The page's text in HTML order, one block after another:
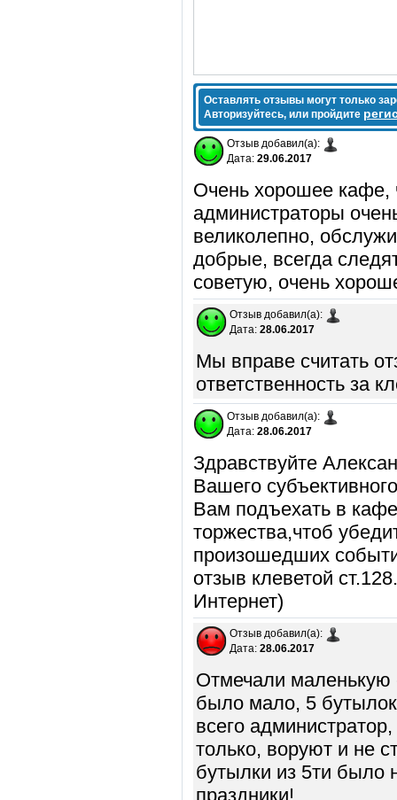
Оставлять отзывы могут только
Авторизуйтесь, или пройдите
Отзыв добавил(а):
Дата: 29.06.2017
Очень хорошее кафе,
администраторы
великолепно,
добрые, всегда
советую, очень
Отзыв добавил(а):
Дата: 28.06.2017
Мы вправе считать
ответственность за
Отзыв добавил(а):
Дата: 28.06.2017
Здравствуйте
Вашего
Вам подъехать в
торжества,чтоб
произошедших
отзыв клеветой
Интернет)
Отзыв добавил(а):
Дата: 28.06.2017
Отмечали маленькую
было мало, 5
всего
только, воруют и не
бутылки из 5ти было
праздники!